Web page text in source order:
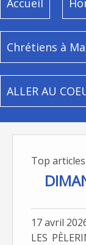
Accueil
Chrétiens à
ALLER AU
Top articles
17 avril
LES